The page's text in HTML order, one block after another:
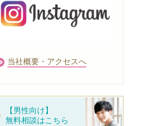
当社概要・アクセスへ
【男性向け】
無料相談はこちら